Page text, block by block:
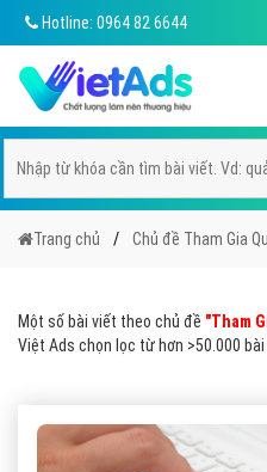
Hotline: 0964 82 6644
Trang chủ Chủ đề Tham Gia
Một số bài viết theo chủ đề "Tham
Việt Ads chọn lọc từ hơn >50.000